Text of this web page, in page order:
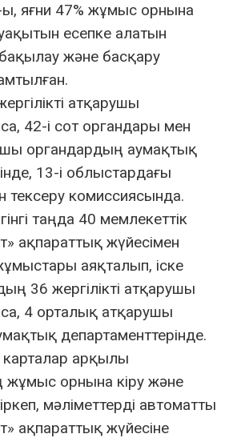
яғни 47% жұмыс орнына
есепке алатын
бақылау және басқару
атқарушы
42-і сот органдары мен
органдардың аумақтық
13-і облыстардағы
тексеру комиссиясында.
таңда 40 мемлекеттік
ақпараттық жүйесімен
аяқталып, іске
36 жергілікті атқарушы
4 орталық атқарушы
департаменттерінде.
карталар арқылы
жұмыс орнына кіру және
мәліметтерді автоматты
ақпараттық жүйесіне